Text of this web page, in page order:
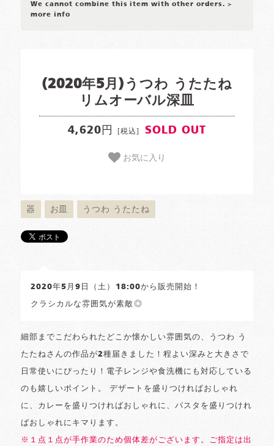
We cannot combine this item with other orders. >
more info
(2020年5月)うつわ うたたね
リムオーバル深皿
4,620円 [税込] SOLD OUT
お気に入り
器 お皿 うつわ うたたね
2020年5月9日（土）18:00から販売開始！
クラシカルな雰囲気が素敵◎
細部までこだわられたどこか懐かしい雰囲気の、うつわ う
たたねさんの作品が2種届きました！程よい深みと大きさで
日常使いにぴったり！電子レンジや食洗機にも対応している
のも嬉しいポイント。 デザートを盛りつければおしゃれ
に、カレーを盛りつければおしゃれに、パスタを盛りつけれ
ばおしゃれにキマります。
※１点１点が手作業のため個体差がございます。ご指定は出